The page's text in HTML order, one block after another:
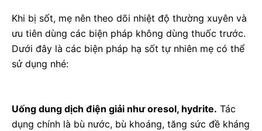
Khi bị sốt, mẹ nên theo dõi nhiệt độ thường xuyên và
ưu tiên dùng các biện pháp không dùng thuốc trước.
Dưới đây là các biện pháp hạ sốt tự nhiên mẹ có thể
sử dụng nhé:
Uống dung dịch điện giải như oresol, hydrite. Tác
dụng chính là bù nước, bù khoáng, tăng sức đề kháng